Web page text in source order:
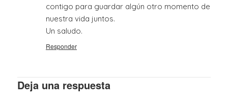
contigo para guardar algún otro momento de
nuestra vida juntos.
Un saludo.
Responder
Deja una respuesta